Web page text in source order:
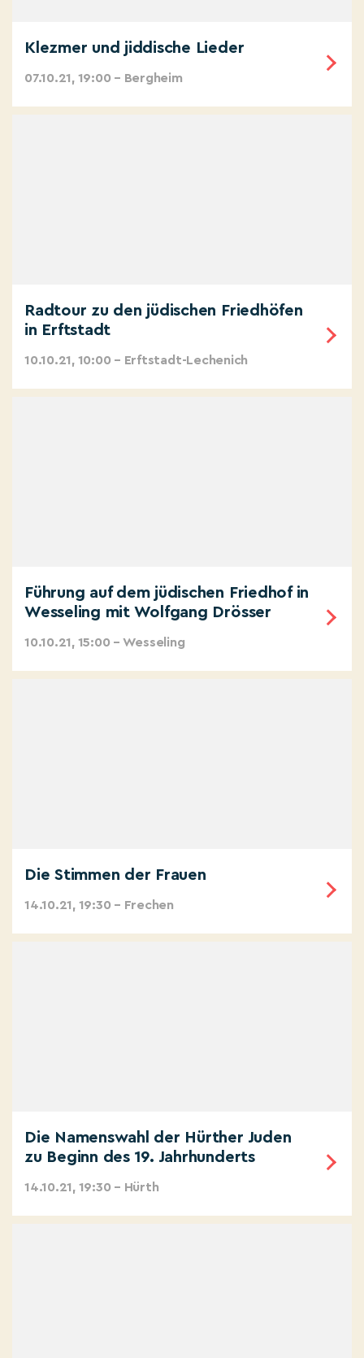
Klezmer und jiddische Lieder
07.10.21, 19:00 – Bergheim
Radtour zu den jüdischen Friedhöfen
in Erftstadt
10.10.21, 10:00 – Erftstadt-Lechenich
Führung auf dem jüdischen Friedhof in
Wesseling mit Wolfgang Drösser
10.10.21, 15:00 – Wesseling
Die Stimmen der Frauen
14.10.21, 19:30 – Frechen
Die Namenswahl der Hürther Juden
zu Beginn des 19. Jahrhunderts
14.10.21, 19:30 – Hürth